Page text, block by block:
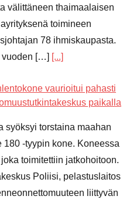
välittäneen thaimaalaisen
toimineen
78 ihmiskaupasta.
vuoden […] [...]
vaurioitui pahasti
paikalla
syöksyi torstaina maahan
180 -tyypin kone. Koneessa
toimitettiin jatkohoitoon.
Poliisi, pelastuslaitos
liittyvän